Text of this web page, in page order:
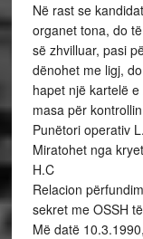
Në rast se
organet tona, do
së zhvilluar, pasi
dënohet me ligj,
hapet një kartelë
masa për
Punëtori operativ
Miratohet nga
H.C
Relacion
sekret me OSSH
Më datë